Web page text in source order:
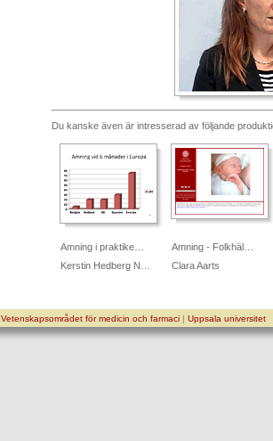
Du kanske även är intresserad av följande
Amning i praktike…
Kerstin Hedberg N…
Amning - Folkhäl…
Clara Aarts
Vetenskapsområdet för medicin och farmaci| Uppsala universitet